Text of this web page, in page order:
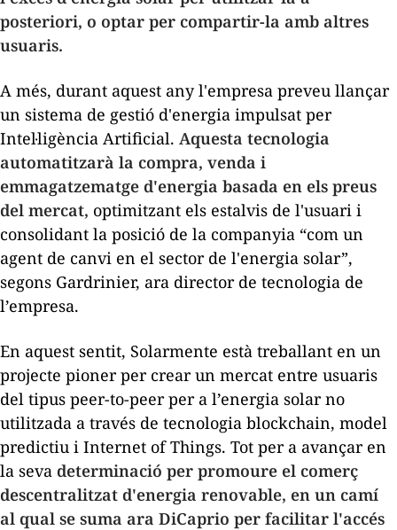
posteriori, o optar per compartir-la amb altres
usuaris.
A més, durant aquest any l'empresa preveu llançar
un sistema de gestió d'energia impulsat per
Intel·ligència Artificial. Aquesta tecnologia
automatitzarà la compra, venda i
emmagatzematge d'energia basada en els preus
del mercat, optimitzant els estalvis de l'usuari i
consolidant la posició de la companyia “com un
agent de canvi en el sector de l'energia solar”,
segons Gardrinier, ara director de tecnologia de
l’empresa.
En aquest sentit, Solarmente està treballant en un
projecte pioner per crear un mercat entre usuaris
del tipus peer-to-peerper a l’energia solar no
utilitzada a través de tecnologia blockchain, model
predictiu i Internet of Things. Tot per a avançar en
la seva determinació per promoure el comerç
descentralitzat d'energia renovable, en un camí
al qual se suma ara DiCaprio per facilitar l'accés